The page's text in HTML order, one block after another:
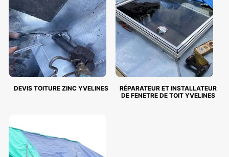
DEVIS TOITURE ZINC YVELINES
RÉPARATEUR ET INSTALLATEUR
DE FENETRE DE TOIT YVELINES